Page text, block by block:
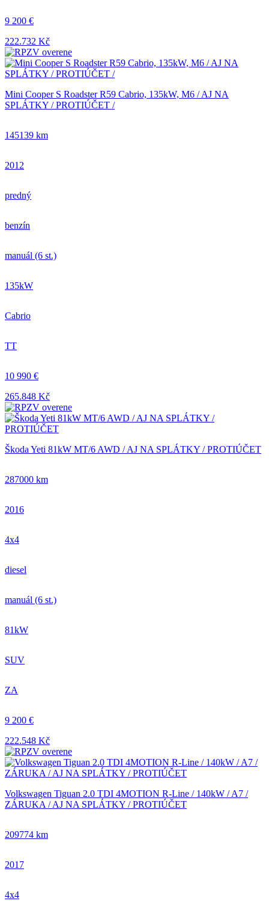
9 200 €
222.732 Kč
Mini Cooper S Roadster R59 Cabrio, 135kW, M6 / AJ NA
SPLÁTKY / PROTIÚČET /
145139 km
2012
predný
benzín
manuál (6 st.)
135kW
Cabrio
TT
10 990 €
265.848 Kč
Škoda Yeti 81kW MT/6 AWD / AJ NA SPLÁTKY / PROTIÚČET
287000 km
2016
4x4
diesel
manuál (6 st.)
81kW
SUV
ZA
9 200 €
222.548 Kč
Volkswagen Tiguan 2.0 TDI 4MOTION R-Line / 140kW / A7 /
ZÁRUKA / AJ NA SPLÁTKY / PROTIÚČET
209774 km
2017
4x4